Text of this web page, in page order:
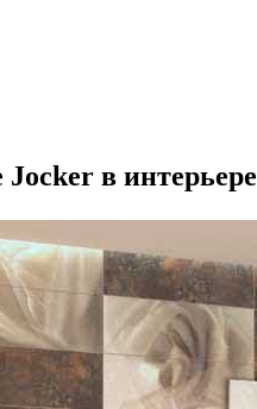
в интерьере